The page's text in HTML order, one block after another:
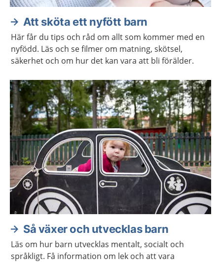
Att sköta ett nyfött barn
Här får du tips och råd om allt som kommer med en
nyfödd. Läs och se filmer om matning, skötsel,
säkerhet och om hur det kan vara att bli förälder.
Så växer och utvecklas barn
Läs om hur barn utvecklas mentalt, socialt och
språkligt. Få information om lek och att vara